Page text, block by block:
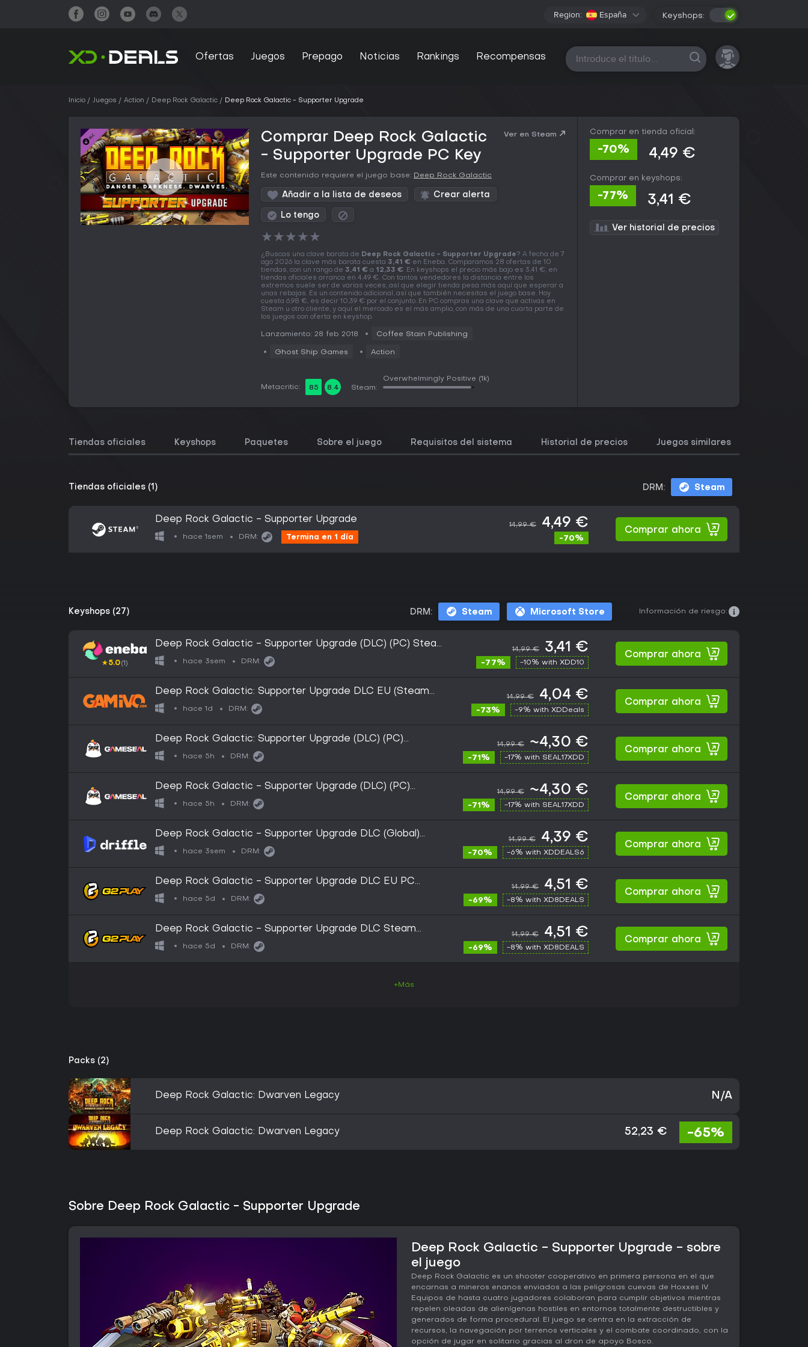
Region: España Keyshops:
Ofertas Juegos Prepago Noticias Rankings Recompensas Todas las plataformas
Inicio Juegos Action Deep Rock Galactic Deep Rock Galactic - Supporter Upgrade
Comprar Deep Rock Galactic
- Supporter Upgrade PC Key
Ver en Steam
Este contenido requiere el juego base: Deep Rock Galactic
Añadir a la lista de deseos Crear alerta
Lo tengo
★★★★★
¿Buscas una clave barata de Deep Rock Galactic - Supporter Upgrade? A fecha de 7
ago 2026 la clave más barata cuesta 3,41 € en Eneba. Comparamos 28 ofertas de 10
tiendas, con un rango de 3,41 € a 12,33 €. En keyshops el precio más bajo es 3,41 €, en
tiendas oficiales arranca en 4,49 €. Con tantos vendedores la distancia entre los
extremos suele ser de varias veces, así que elegir tienda pesa más aquí que esperar a
unas rebajas. Es un contenido adicional, así que también necesitas el juego base. Hoy
cuesta 6,98 €, es decir 10,39 € por el conjunto. En PC compras una clave que activas en
Steam u otro cliente, y aquí el mercado es el más amplio, con más de una cuarta parte de
los juegos con oferta en keyshop.
Lanzamiento: 28 feb 2018 Coffee Stain Publishing
Ghost Ship Games Action
Metacritic: 85 8.4 Steam:
Overwhelmingly Positive (1k)
Comprar en tienda oficial:
-70% 4,49 €
Comprar en keyshops:
-77% 3,41 €
Ver historial de precios
Tiendas oficiales Keyshops Paquetes Sobre el juego Requisitos del sistema Historial de precios Juegos similares
Tiendas oficiales (1) DRM: Steam
Deep Rock Galactic - Supporter Upgrade
hace 1sem DRM: Termina en 1 día
14,99 € 4,49 €
-70%
Comprar ahora
Keyshops (27) DRM: Steam Microsoft Store Información de riesgo:
★5.0(1)
Deep Rock Galactic - Supporter Upgrade (DLC) (PC) Steam
Key GLOBAL
hace 3sem DRM:
14,99 € 3,41 €
-77% -10% with XDD10
Comprar ahora
Deep Rock Galactic: Supporter Upgrade DLC EU (Steam
Gift)
hace 1d DRM:
14,99 € 4,04 €
-73% -9% with XDDeals
Comprar ahora
Deep Rock Galactic: Supporter Upgrade (DLC) (PC)
Steam Gift - GLOBAL
hace 5h DRM:
14,99 € ~4,30 €
-71% -17% with SEAL17XDD
Comprar ahora
Deep Rock Galactic - Supporter Upgrade (DLC) (PC)
Steam Gift - EU
hace 5h DRM:
14,99 € ~4,30 €
-71% -17% with SEAL17XDD
Comprar ahora
Deep Rock Galactic - Supporter Upgrade DLC (Global)
(PC) - Steam - Digital Key
hace 3sem DRM:
14,99 € 4,39 €
-70% -6% with XDDEALS6
Comprar ahora
Deep Rock Galactic - Supporter Upgrade DLC EU PC
Steam Altergift
hace 5d DRM:
14,99 € 4,51 €
-69% -8% with XD8DEALS
Comprar ahora
Deep Rock Galactic - Supporter Upgrade DLC Steam
Altergift
hace 5d DRM:
14,99 € 4,51 €
-69% -8% with XD8DEALS
Comprar ahora
+Más
Packs (2)
Deep Rock Galactic: Dwarven Legacy N/A
Deep Rock Galactic: Dwarven Legacy 52,23 € -65%
Sobre Deep Rock Galactic - Supporter Upgrade
Deep Rock Galactic - Supporter Upgrade - sobre
el juego
Deep Rock Galactic es un shooter cooperativo en primera persona en el que
encarnas a mineros enanos enviados a las peligrosas cuevas de Hoxxes IV.
Equipos de hasta cuatro jugadores colaboran para cumplir objetivos mientras
repelen oleadas de alienígenas hostiles en entornos totalmente destructibles y
generados de forma procedural. El juego se centra en la extracción de
recursos, la navegación por terrenos verticales y el combate coordinado, con la
opción de jugar en solitario gracias al dron de apoyo Bosco.